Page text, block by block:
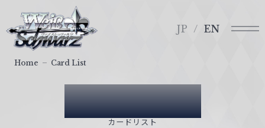
ァ
イ
JP EN
Card List
カードリスト
Home Card List